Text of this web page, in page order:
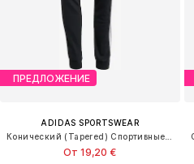
ПРЕДЛОЖЕНИЕ
ADIDAS SPORTSWEAR
От 19,20 €